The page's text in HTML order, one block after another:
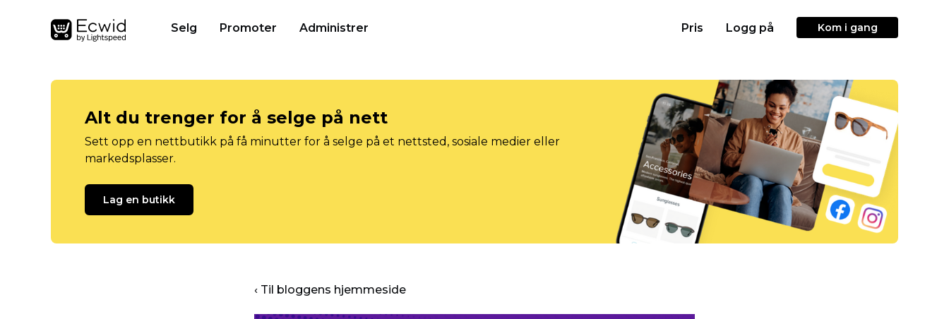
Selg Promoter Administrer Pris Logg på Kom i gang
Alt du trenger for å selge på nett
Sett opp en nettbutikk på få minutter for å selge på et nettsted, sosiale medier eller
markedsplasser.
Lag en butikk
‹ Til bloggens hjemmeside